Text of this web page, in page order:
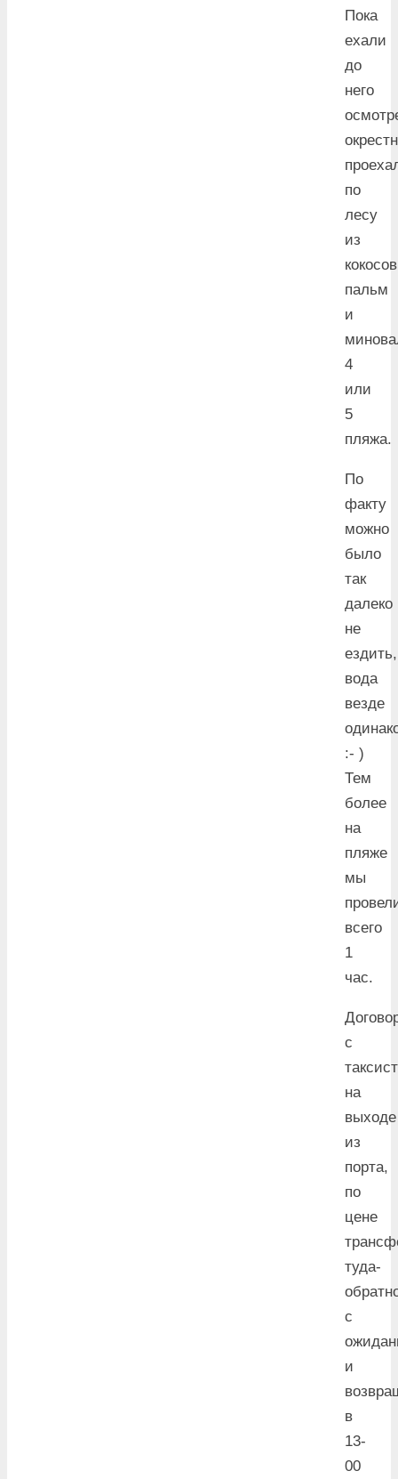
Пока
ехали
до
него
по
лесу
из
пальм
и
4
или
5
пляжа.
По
факту
можно
было
так
далеко
не
ездить,
вода
везде
:- )
Тем
более
на
пляже
мы
всего
1
час.
с
на
выходе
из
порта,
по
цене
туда-
с
и
в
13-
00